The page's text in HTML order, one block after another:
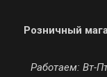
Розничный
Работаем: Вт-